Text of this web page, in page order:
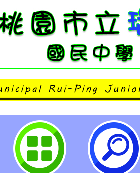
分發至本校參加教評
歷表，並於報到當日
查驗，並繳交影本（